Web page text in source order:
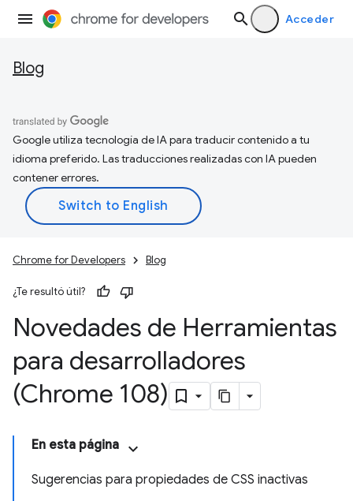
Acceder
Blog
Google utiliza tecnología de IA para traducir contenido a tu
idioma preferido. Las traducciones realizadas con IA pueden
contener errores.
Chrome for Developers Blog
¿Te resultó útil?
Novedades de Herramientas
para desarrolladores
(Chrome 108)
En esta página
Sugerencias para propiedades de CSS inactivas